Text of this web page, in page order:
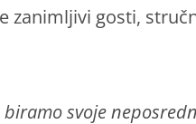
zanimljivi gosti,
svoje